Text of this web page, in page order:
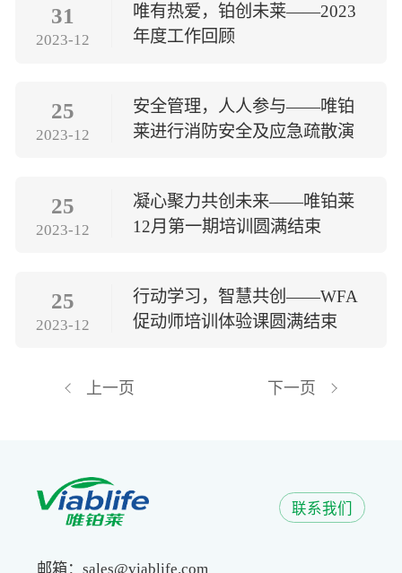
31
2023-12
唯有热爱，铂创未莱——2023
年度工作回顾
25
2023-12
安全管理，人人参与——唯铂
莱进行消防安全及应急疏散演
25
2023-12
凝心聚力共创未来——唯铂莱
12月第一期培训圆满结束
25
2023-12
行动学习，智慧共创——WFA
促动师培训体验课圆满结束
上一页 下一页
联系我们
邮箱：sales@viablife.com